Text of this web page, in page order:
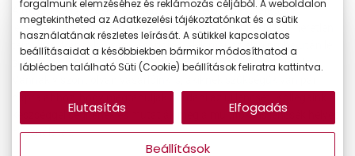
A multifokális lencse kipróbálásakor eltérő tapasztalataink
lehetnek, hiszen mindenki máshogy reagál egy új, eddig ismeretlen
termékre. Vannak olyan vásárlóink, akik már az első próba után le
sem szeretnék venni, hiszen sokkal könnyebbé válik az életük.
készséggel segítenek és mutatják meg a multifokális lencsék helyes
használatát.
forgalmunk elemzéséhez és reklámozás céljából. A weboldalon
megtekintheted az Adatkezelési tájékoztatónkat és a sütik
használatának részletes leírását. A sütikkel kapcsolatos
beállításaidat a későbbiekben bármikor módosíthatod a
láblécben található Süti (Cookie) beállítások feliratra kattintva.
Beállítások
Elutasítás Elfogadás